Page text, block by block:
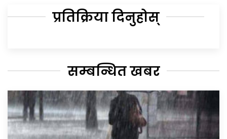
प्रतिक्रिया दिनुहोस्
सम्बन्धित खबर